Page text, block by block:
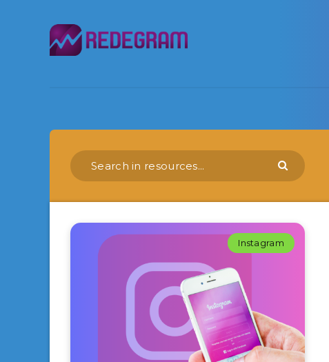
Instagram